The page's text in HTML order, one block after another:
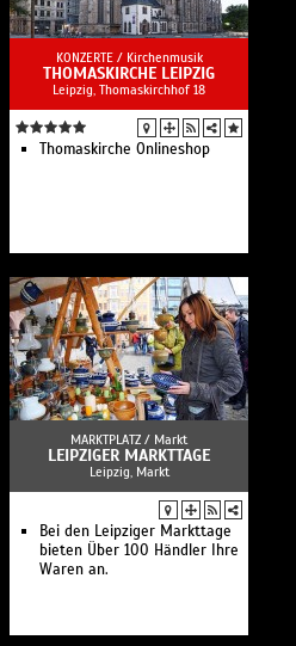
KONZERTE / Kirchenmusik
THOMASKIRCHE LEIPZIG
Leipzig, Thomaskirchhof 18
Thomaskirche Onlineshop
MARKTPLATZ / Markt
LEIPZIGER MARKTTAGE
Leipzig, Markt
Bei den Leipziger Markttage
bieten Über 100 Händler Ihre
Waren an.